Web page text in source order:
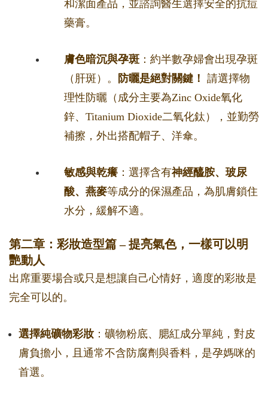
和潔面產品，並諮詢醫生選擇安全的抗痘
藥膏。
膚色暗沉與孕斑 ：約半數孕婦會出現孕斑
（肝斑）。
防曬是絕對關鍵！ 請選擇物
理性防曬（成分主要為Zinc Oxide氧化
鋅、Titanium Dioxide二氧化鈦），並勤勞
補擦，外出搭配帽子、洋傘。
敏感與乾癢 ：選擇含有神經醯胺、玻尿
酸、燕麥等成分的保濕產品，為肌膚鎖住
水分，緩解不適。
第二章：彩妝造型篇 – 提亮氣色，一樣可以明
艷動人
出席重要場合或只是想讓自己心情好，適度的彩妝是
完全可以的。
選擇純礦物彩妝 ：礦物粉底、腮紅成分單純，對皮
膚負擔小，且通常不含防腐劑與香料，是孕媽咪的
首選。